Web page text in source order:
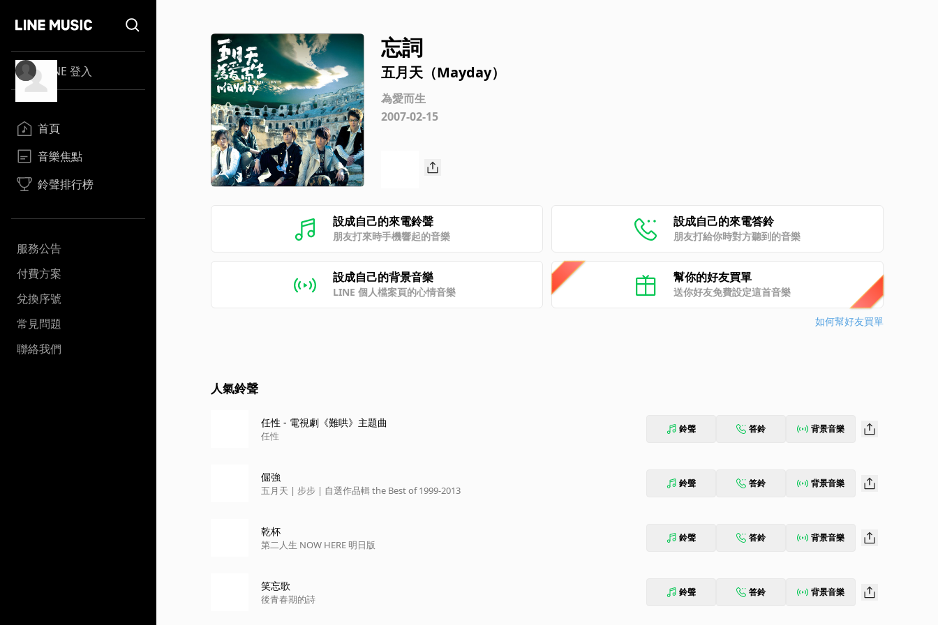
LINE 登入
首頁
音樂焦點
鈴聲排行榜
服務公告
付費方案
兌換序號
常見問題
聯絡我們
忘詞
五月天（Mayday）
為愛而生
2007-02-15
設成自己的來電鈴聲
朋友打來時手機響起的音樂
設成自己的來電答鈴
朋友打給你時對方聽到的音樂
設成自己的背景音樂
LINE 個人檔案頁的心情音樂
幫你的好友買單
送你好友免費設定這首音樂
如何幫好友買單
人氣鈴聲
任性 - 電視劇《難哄》主題曲
任性
鈴聲 答鈴 背景音樂
倔強
五月天 | 步步 | 自選作品輯 the Best of 1999-2013
鈴聲 答鈴 背景音樂
乾杯
第二人生 NOW HERE 明日版
鈴聲 答鈴 背景音樂
笑忘歌
後青春期的詩
鈴聲 答鈴 背景音樂